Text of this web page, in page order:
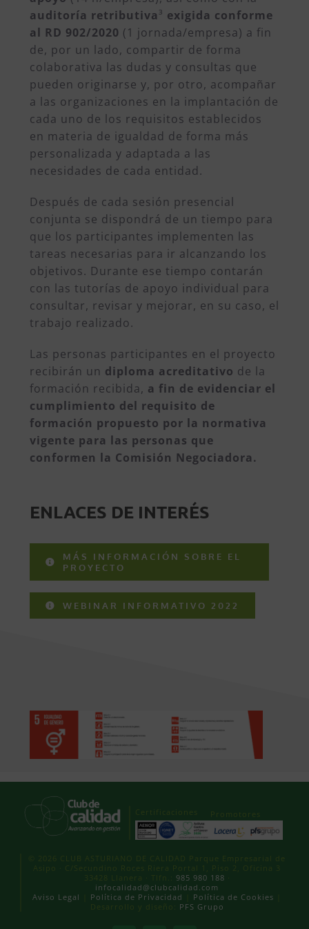
auditoría retributiva³ exigida conforme
al RD 902/2020 (1 jornada/empresa) a fin
de, por un lado, compartir de forma
colaborativa las dudas y consultas que
pueden originarse y, por otro, acompañar
a las organizaciones en la implantación de
cada uno de los requisitos establecidos
en materia de igualdad de forma más
personalizada y adaptada a las
necesidades de cada entidad.
Después de cada sesión presencial
conjunta se dispondrá de un tiempo para
que los participantes implementen las
tareas necesarias para ir alcanzando los
objetivos. Durante ese tiempo contarán
con las tutorías de apoyo individual para
consultar, revisar y mejorar, en su caso, el
trabajo realizado.
Las personas participantes en el proyecto
recibirán un diploma acreditativo de la
formación recibida, a fin de evidenciar el
cumplimiento del requisito de
formación propuesto por la normativa
vigente para las personas que
conformen la Comisión Negociadora.
ENLACES DE INTERÉS
MÁS INFORMACIÓN SOBRE EL
PROYECTO
WEBINAR INFORMATIVO 2022
Certificaciones Promotores
© 2026 CLUB ASTURIANO DE CALIDAD Parque Empresarial de
Asipo · C/Secundino Roces Riera Portal 1, Piso 2, Oficina 3
33428 Llanera · Tlfn.: 985 980 188
infocalidad@clubcalidad.com
Aviso Legal
Política de Privacidad Política de Cookies
Desarrollo y diseño:
PFS Grupo